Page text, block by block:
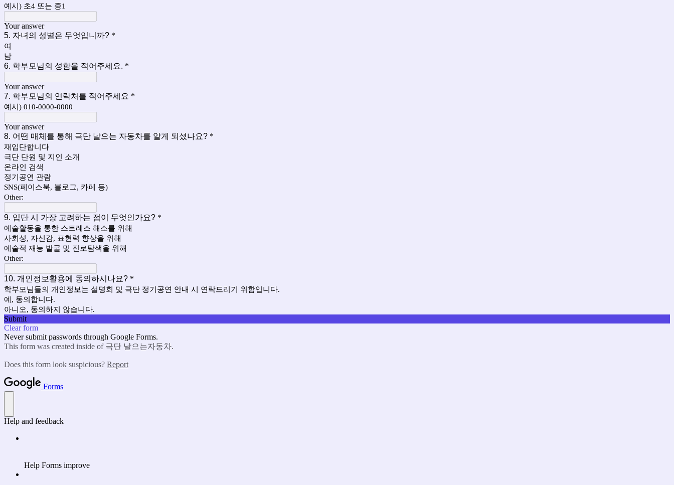
예시) 초4 또는 중1
Your answer
5. 자녀의 성별은 무엇입니까? *
여
남
6. 학부모님의 성함을 적어주세요. *
Your answer
7. 학부모님의 연락처를 적어주세요 *
예시) 010-0000-0000
Your answer
8. 어떤 매체를 통해 극단 날으는 자동차를 알게 되셨나요? *
재입단합니다
극단 단원 및 지인 소개
온라인 검색
정기공연 관람
SNS(페이스북, 블로그, 카페 등)
Other:
9. 입단 시 가장 고려하는 점이 무엇인가요? *
예술활동을 통한 스트레스 해소를 위해
사회성, 자신감, 표현력 향상을 위해
예술적 재능 발굴 및 진로탐색을 위해
Other:
10. 개인정보활용에 동의하시나요? *
학부모님들의 개인정보는 설명회 및 극단 정기공연 안내 시 연락드리기 위함입니다.
예, 동의합니다.
아니오, 동의하지 않습니다.
Submit
Clear form
Never submit passwords through Google Forms.
This form was created inside of 극단 날으는자동차.
Does this form look suspicious? Report
Forms
Help and feedback
Help Forms improve